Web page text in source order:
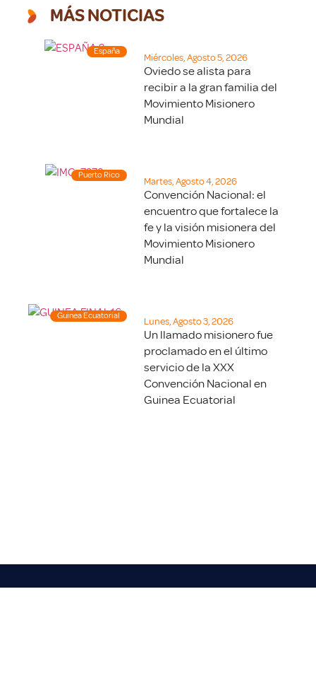
MÁS NOTICIAS
España
Miércoles, Agosto 5, 2026
Oviedo se alista para
recibir a la gran familia del
Movimiento Misionero
Mundial
Puerto Rico
Martes, Agosto 4, 2026
Convención Nacional: el
encuentro que fortalece la
fe y la visión misionera del
Movimiento Misionero
Mundial
Guinea Ecuatorial
Lunes, Agosto 3, 2026
Un llamado misionero fue
proclamado en el último
servicio de la XXX
Convención Nacional en
Guinea Ecuatorial